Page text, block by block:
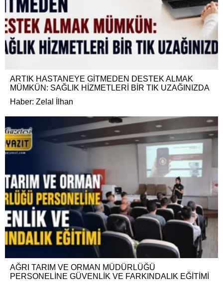
ARTIK HASTANEYE GİTMEDEN DESTEK ALMAK
MÜMKÜN: SAĞLIK HİZMETLERİ BİR TIK UZAĞINIZDA
Haber: Zelal İlhan
AĞRI TARIM VE ORMAN MÜDÜRLÜĞÜ
PERSONELİNE GÜVENLİK VE FARKINDALIK EĞİTİMİ